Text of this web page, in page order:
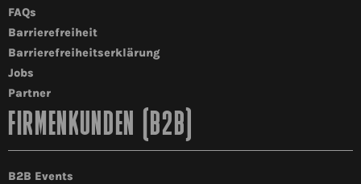
FAQs
Barrierefreiheit
Barrierefreiheitserklärung
Jobs
Partner
FIRMENKUNDEN (B2B)
B2B Events